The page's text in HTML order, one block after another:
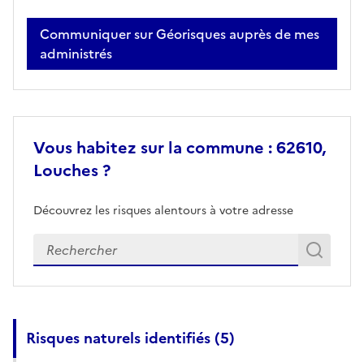
Communiquer sur Géorisques auprès de mes
administrés
Vous habitez sur la commune : 62610,
Louches ?
Découvrez les risques alentours à votre adresse
Veuillez renseigner votre adresse exacte
Risques naturels identifiés (5)